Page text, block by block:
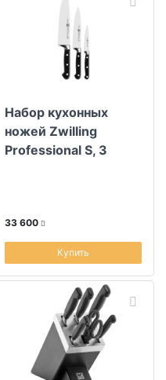
Набор кухонных
ножей Zwilling
Professional S, 3
33 600
Купить